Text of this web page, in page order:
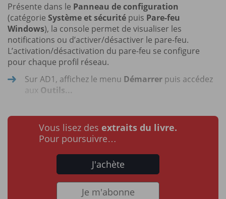
Présente dans le Panneau de configuration
(catégorie Système et sécurité puis Pare-feu
Windows), la console permet de visualiser les
notifications ou d’activer/désactiver le pare-feu.
L’activation/désactivation du pare-feu se configure
pour chaque profil réseau.
Sur AD1, affichez le menu Démarrer puis accédez
aux Outils...
Vous lisez des extraits du livre.
Pour poursuivre…
J'achète
Je m'abonne